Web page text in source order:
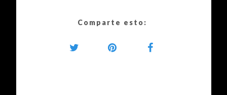
Comparte esto: